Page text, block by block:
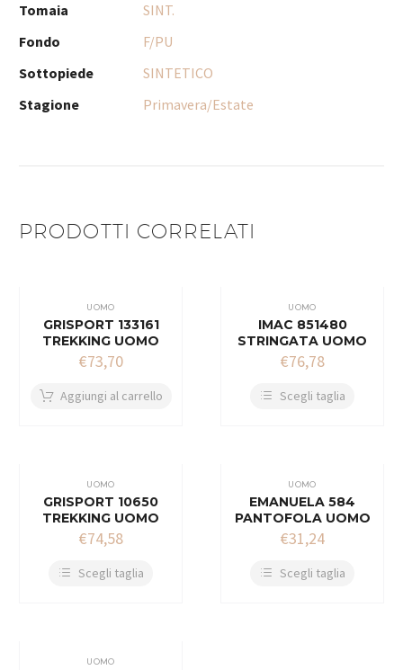
Tomaia
SINT.
Fondo
F/PU
Sottopiede
SINTETICO
Stagione
Primavera/Estate
PRODOTTI CORRELATI
UOMO
GRISPORT 133161
TREKKING UOMO
€73,70
Aggiungi al carrello
UOMO
IMAC 851480
STRINGATA UOMO
€76,78
Scegli taglia
UOMO
GRISPORT 10650
TREKKING UOMO
€74,58
Scegli taglia
UOMO
EMANUELA 584
PANTOFOLA UOMO
€31,24
Scegli taglia
UOMO